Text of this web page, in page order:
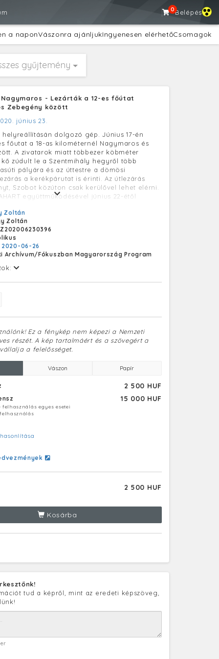
0Belépés
a naponVászonra ajánljukIngyenesen elérhetőCsomagok
gyűjtemény
Nagymaros - Lezárták a 12-es főútat
Zebegény között
június 23.
helyreállításán dolgozó gép. Június 17-én
főutat a 18-as kilométernél Nagymaros és
A zivatarok miatt többezer köbméter
zúdult le a Szentmihály hegyről több
pályára és az úttestre a dömösi
a kerékpárutat is érinti. Az útlezárás
Szobot közúton csak kerülővel lehet elérni.
együttműködésével június 22-étől
estig óránként működik.
Zoltán
Zoltán
2020-06-26
Archívum/Fókuszban Magyarország Program
Ez a fénykép nem képezi a Nemzeti
részét. A kép tartalmáért és a szövegért a
a felelősséget.
Vászon Papír
2 500 HUF
15 000 HUF
felhasználás egyes esetei
2 500 HUF
Kosárba
tud a képről, mint az eredeti képszöveg,